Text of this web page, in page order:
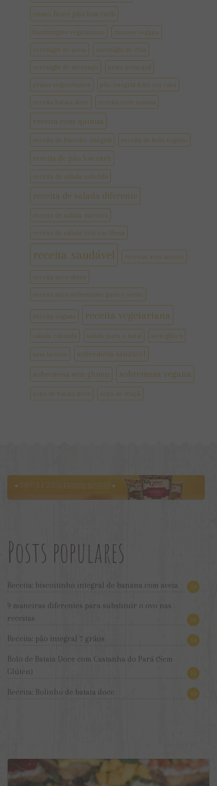
como fazer pão low carb
hamburguer vegetariano mousse vegana
overnight de aveia overnight de chia
overnight de morango prato principal
pratos vegetarianos pão integral feito em casa
receita batata doce receita com quinoa
receita com quinua
receita de biscoito integral receita de bolo vegano
receita de pão low carb
receita de salada colorida
receita de salada diferente
receita de salada nutritiva
receita de salada rica em fibras
receita saudável receitas sem lactose
receita suco detox
receita suco refrescante para o verão
receita vegana receita vegetariana
salada colorida salada para o natal sem glúten
sem lactose sobremesa saudável
sobremesa sem gluten sobremesa vegana
sopa de batata doce sopa de maçã
Posts populares
Receita: biscoitinho integral de banana com aveia 24
9 maneiras diferentes para substituir o ovo nas
receitas
16
Receita: pão integral 7 grãos 14
Bolo de Batata Doce com Castanha do Pará (Sem
Glúten)
11
Receita: Bolinho de batata doce 10